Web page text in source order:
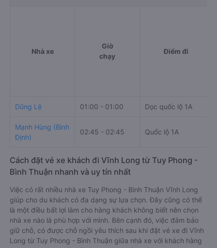
Nhà xe
Giờ
chạy
Điểm đi
Dũng Lệ 01:00 - 01:00 Dọc quốc lộ 1A
Mạnh Hùng (Bình
Định)
02:45 - 02:45 Quốc lộ 1A
Cách đặt vé xe khách đi Vĩnh Long từ Tuy Phong -
Bình Thuận nhanh và uy tín nhất
Việc có rất nhiều nhà xe Tuy Phong - Bình Thuận Vĩnh Long
giúp cho du khách có đa dạng sự lựa chọn. Đây cũng có thể
là một điều bất lợi làm cho hàng khách không biết nên chọn
nhà xe nào là phù hợp với mình. Bên cạnh đó, việc đảm bảo
giữ chỗ, có được chỗ ngồi yêu thích sau khi đặt vé xe đi Vĩnh
Long từ Tuy Phong - Bình Thuận giữa nhà xe với khách hàng